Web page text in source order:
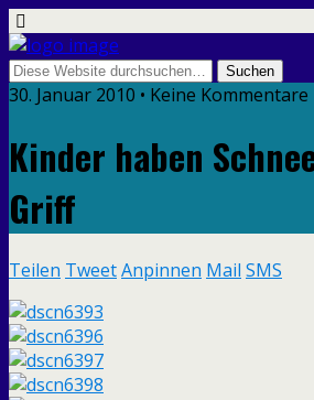
30. Januar 2010 • Keine Kommentare
Kinder haben
Griff
Teilen TweetAnpinnen Mail SMS